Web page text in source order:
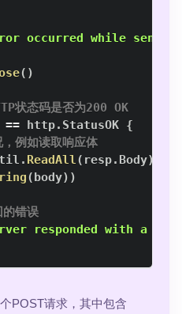
occurred while
( )
状态码是否为200 OK
== http. StatusOK {
例如读取响应体
. ReadAll( resp. Body)
(body) )
错误
responded with a
POST请求，其中包含